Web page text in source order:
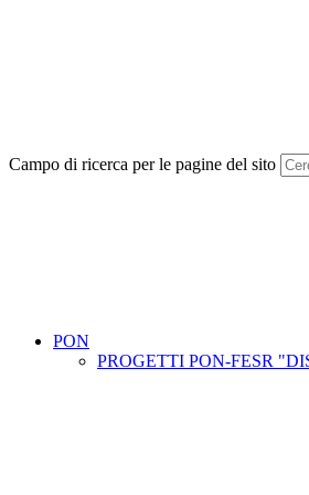
Campo di ricerca per le pagine del sito
PON
PROGETTI PON-FESR